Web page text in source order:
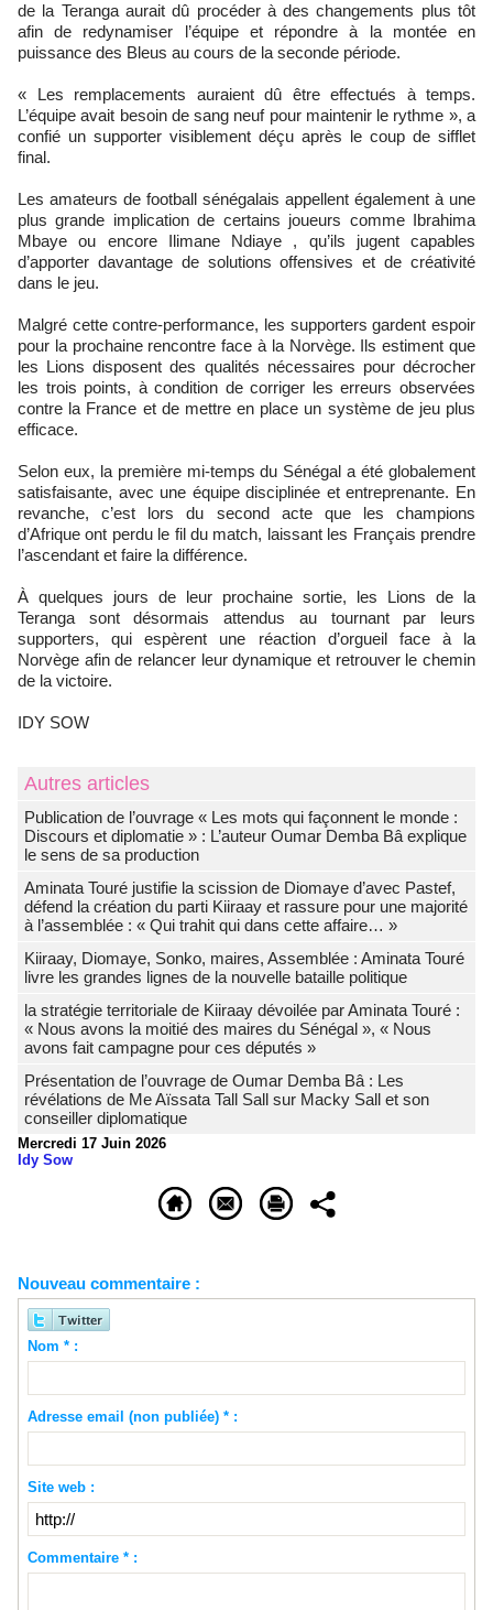
de la Teranga aurait dû procéder à des changements plus tôt
afin de redynamiser l’équipe et répondre à la montée en
puissance des Bleus au cours de la seconde période.
« Les remplacements auraient dû être effectués à temps.
L’équipe avait besoin de sang neuf pour maintenir le rythme », a
confié un supporter visiblement déçu après le coup de sifflet
final.
Les amateurs de football sénégalais appellent également à une
plus grande implication de certains joueurs comme Ibrahima
Mbaye ou encore Ilimane Ndiaye , qu’ils jugent capables
d’apporter davantage de solutions offensives et de créativité
dans le jeu.
Malgré cette contre-performance, les supporters gardent espoir
pour la prochaine rencontre face à la Norvège. Ils estiment que
les Lions disposent des qualités nécessaires pour décrocher
les trois points, à condition de corriger les erreurs observées
contre la France et de mettre en place un système de jeu plus
efficace.
Selon eux, la première mi-temps du Sénégal a été globalement
satisfaisante, avec une équipe disciplinée et entreprenante. En
revanche, c’est lors du second acte que les champions
d’Afrique ont perdu le fil du match, laissant les Français prendre
l’ascendant et faire la différence.
À quelques jours de leur prochaine sortie, les Lions de la
Teranga sont désormais attendus au tournant par leurs
supporters, qui espèrent une réaction d’orgueil face à la
Norvège afin de relancer leur dynamique et retrouver le chemin
de la victoire.
IDY SOW
Autres articles
Publication de l’ouvrage « Les mots qui façonnent le monde :
Discours et diplomatie » : L’auteur Oumar Demba Bâ explique
le sens de sa production
Aminata Touré justifie la scission de Diomaye d’avec Pastef,
défend la création du parti Kiiraay et rassure pour une majorité
à l’assemblée : « Qui trahit qui dans cette affaire… »
Kiiraay, Diomaye, Sonko, maires, Assemblée : Aminata Touré
livre les grandes lignes de la nouvelle bataille politique
la stratégie territoriale de Kiiraay dévoilée par Aminata Touré :
« Nous avons la moitié des maires du Sénégal », « Nous
avons fait campagne pour ces députés »
Présentation de l’ouvrage de Oumar Demba Bâ : Les
révélations de Me Aïssata Tall Sall sur Macky Sall et son
conseiller diplomatique
Mercredi 17 Juin 2026
Idy Sow
Nouveau commentaire :
Nom * :
Adresse email (non publiée) * :
Site web :
Commentaire * :